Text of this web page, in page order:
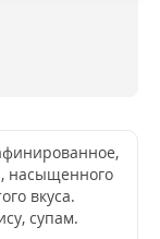
насыщенного
вкуса.
супам.